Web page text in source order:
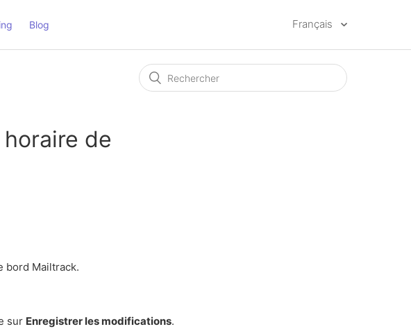
Blog Français
de
bord Mailtrack.
sur Enregistrer les modifications.